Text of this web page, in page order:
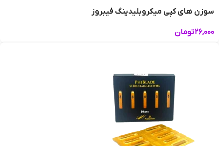
سوزن های کپی میکروبلیدینگ فیبروز
۲۶,۰۰۰تومان